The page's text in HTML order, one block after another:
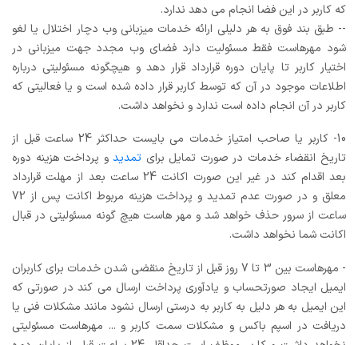
که کاربر در این فضا انجام می دهد ندارد.
-- طبق بند فوق به هر دلیلی ارائه خدمات میزبانی وب دچار اختلال یا لغو
شود مهرهاست فقط مسئولیت دارد فضای وب مجدد جهت میزبانی در
اختیار کاربر تا پایان دوره قرارداد قرار دهد و هیچگونه مسئولیتی درباره
اطلاعات موجود در آن که توسط کاربر قرار داده شده است و یا فعالیتی که
کاربر در آن انجام داده است ندارد و نخواهد داشت.
10- کاربر یا صاحب امتیاز خدمات می بایست حداکثر 24 ساعت قبل از
تاریخ انقضاء خدمات در صورت تمایل برای تمدیدو پرداخت هزینه دوره
بعد اقدام کند در غیر این صورت اکانت 24 ساعت بعد از مهلت قرارداد
معلق و در صورت عدم تمدید و پرداخت هزینه مربوط اکانت پس از 72
ساعت از سرور حذف خواهد شد و مهر هاست هیچ گونه مسئولیتی در قبال
اکانت شما نخواهد داشت.
- مهرهاست بین 3 تا 7 روز قبل از تاریخ منقضی شدن خدمات برای کاربران
ایمیل ایجاد صورتحساب و یادآوری پرداخت ارسال می کند در صورتی که
این ایمیل به هر دلیل به کاربر به درستی ارسال نشود مانند مشکلات فنی یا
دریافت در اسپم باکس و مشکلات سمت کاربر و ... مهرهاست مسئولیتی